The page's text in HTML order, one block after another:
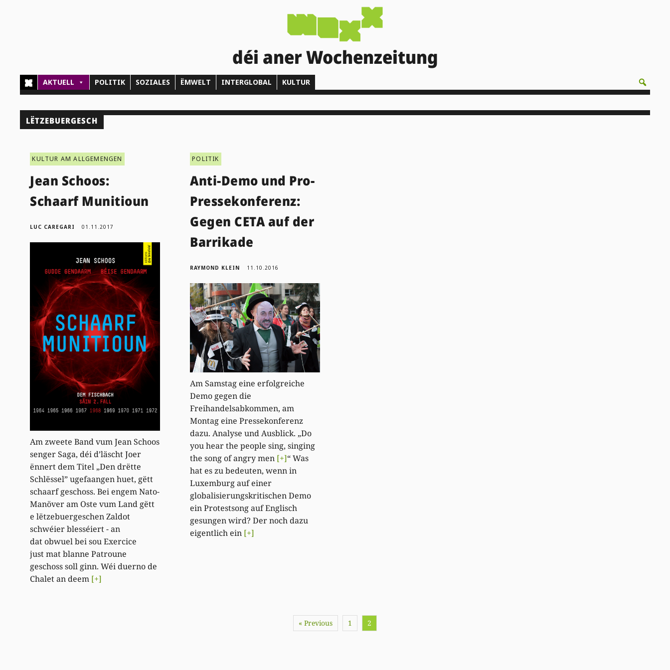
déi aner Wochenzeitung
AKTUELL POLITIK SOZIALES ËMWELT INTERGLOBAL KULTUR
LËTZEBUERGESCH
KULTUR AM ALLGEMENGEN
Jean Schoos:
Schaarf Munitioun
LUC CAREGARI 01.11.2017
Am zweete Band vum Jean Schoos
senger Saga, déi d’läscht Joer
ënnert dem Titel „Den drëtte
Schlëssel” ugefaangen huet, gëtt
schaarf geschoss. Bei engem Nato-
Manöver am Oste vum Land gëtt
e lëtzebuergeschen Zaldot
schwéier blesséiert - an
dat obwuel bei sou Exercice
just mat blanne Patroune
geschoss soll ginn. Wéi duerno de
Chalet an deem [+]
POLITIK
Anti-Demo und Pro-
Pressekonferenz:
Gegen CETA auf der
Barrikade
RAYMOND KLEIN 11.10.2016
Am Samstag eine erfolgreiche
Demo gegen die
Freihandelsabkommen, am
Montag eine Pressekonferenz
dazu. Analyse und Ausblick. „Do
you hear the people sing, singing
the song of angry men [+]“ Was
hat es zu bedeuten, wenn in
Luxemburg auf einer
globalisierungskritischen Demo
ein Protestsong auf Englisch
gesungen wird? Der noch dazu
eigentlich ein [+]
« Previous 1 2